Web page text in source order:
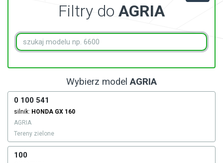
Filtry do AGRIA
Wybierz modelAGRIA
0 100 541
silnik: HONDA GX 160
AGRIA
Tereny zielone
100